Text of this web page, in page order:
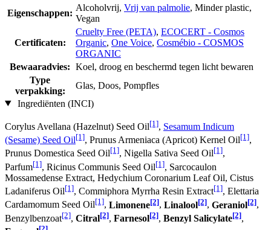
Eigenschappen:
Alcoholvrij, Vrij van palmolie, Minder plastic,
Vegan
Certificaten:
Cruelty Free (PETA), ECOCERT - Cosmos
Organic, One Voice, Cosmébio - COSMOS
ORGANIC
Bewaaradvies: Koel, droog en beschermd tegen licht bewaren
Type
verpakking:
Glas, Doos, Pompfles
Ingrediënten (INCI)
Corylus Avellana (Hazelnut) Seed Oil[1], Sesamum Indicum
(Sesame) Seed Oil[1], Prunus Armeniaca (Apricot) Kernel Oil[1],
Prunus Domestica Seed Oil[1], Nigella Sativa Seed Oil[1],
Parfum[1], Ricinus Communis Seed Oil[1], Sarcocaulon
Mossamedense Extract, Hedychium Coronarium Leaf Oil, Cistus
Ladaniferus Oil[1], Commiphora Myrrha Resin Extract[1], Elettaria
Cardamomum Seed Oil[1], Limonene[2], Linalool[2], Geraniol[2],
Benzylbenzoat[2], Citral[2], Farnesol[2], Benzyl Salicylate[2],